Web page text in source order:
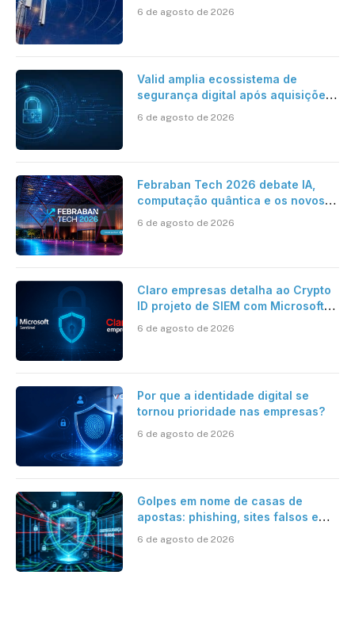
mantém desafio
6 de agosto de 2026
Valid amplia ecossistema de
segurança digital após aquisições
6 de agosto de 2026
Febraban Tech 2026 debate IA,
computação quântica e os novos
6 de agosto de 2026
Claro empresas detalha ao Crypto
ID projeto de SIEM com Microsoft
automatizada
6 de agosto de 2026
Por que a identidade digital se
tornou prioridade nas empresas?
6 de agosto de 2026
Golpes em nome de casas de
apostas: phishing, sites falsos e
6 de agosto de 2026